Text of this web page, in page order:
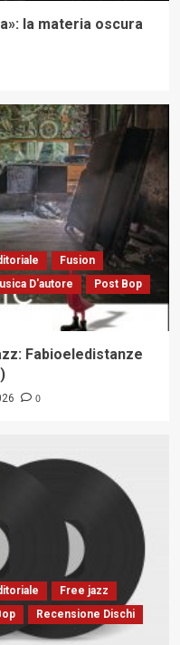
la materia oscura
Fusion
D'autore
Post Bop
Fabioeledistanze
0
Free jazz
Recensione Dischi